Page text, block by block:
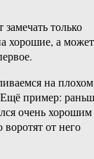
только
хорошие, а может
на
пример:
очень хорошим
от него